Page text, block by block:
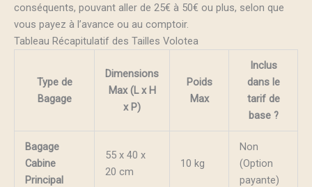
conséquents, pouvant aller de 25€ à 50€ ou plus, selon que
vous payez à l’avance ou au comptoir.
Tableau Récapitulatif des Tailles Volotea
Type de
Bagage
Dimensions
Max (L x H
x P)
Poids
Max
Inclus
dans le
tarif de
base ?
Bagage
Cabine
Principal
55 x 40 x
20 cm
10 kg
Non
(Option
payante)